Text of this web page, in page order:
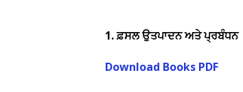
1.ਫ਼ਸਲ ਉਤਪਾਦਨ ਅਤੇ ਪ੍ਰਬੰਧਨ
Download Books PDF